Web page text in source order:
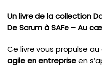
Un livre de la collection
De Scrum à SAFe – Au
Ce livre vous propulse
agile en entrepriseen